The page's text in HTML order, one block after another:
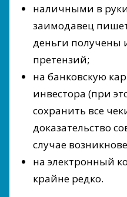
наличными в
заимодавец
деньги получены
претензий;
на банковскую
инвестора (при
сохранить все
доказательство
случае
на электронный
крайне редко.